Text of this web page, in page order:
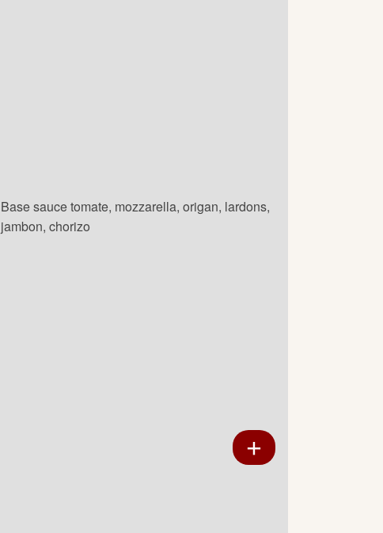
Base sauce tomate, mozzarella, origan, lardons,
jambon, chorizo